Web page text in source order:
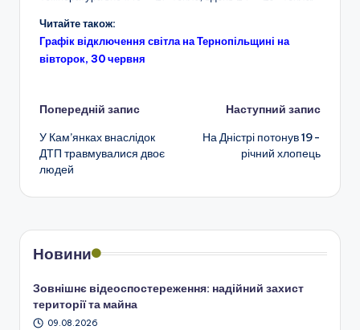
Читайте також:
Графік відключення світла на Тернопільщині на
вівторок, 30 червня
Навігація
по
запису
Попередній запис
У Кам’янках внаслідок
ДТП травмувалися двоє
людей
Наступний запис
На Дністрі потонув 19-
річний хлопець
Новини
Зовнішнє відеоспостереження: надійний захист
території та майна
09.08.2026